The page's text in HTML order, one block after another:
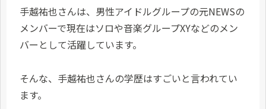
手越祐也さんは、男性アイドルグループの元NEWSの
メンバーで現在はソロや音楽グループXYなどのメン
バーとして活躍しています。
そんな、手越祐也さんの学歴はすごいと言われてい
ます。